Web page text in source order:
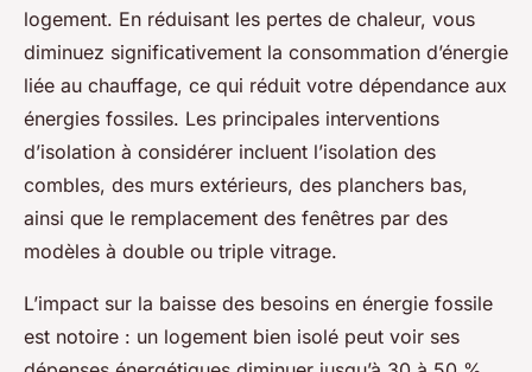
logement. En réduisant les pertes de chaleur, vous
diminuez significativement la consommation d’énergie
liée au chauffage, ce qui réduit votre dépendance aux
énergies fossiles. Les principales interventions
d’isolation à considérer incluent l’isolation des
combles, des murs extérieurs, des planchers bas,
ainsi que le remplacement des fenêtres par des
modèles à double ou triple vitrage.
L’impact sur la baisse des besoins en énergie fossile
est notoire : un logement bien isolé peut voir ses